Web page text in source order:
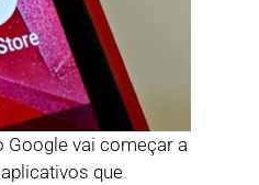
Google vai começar a
que